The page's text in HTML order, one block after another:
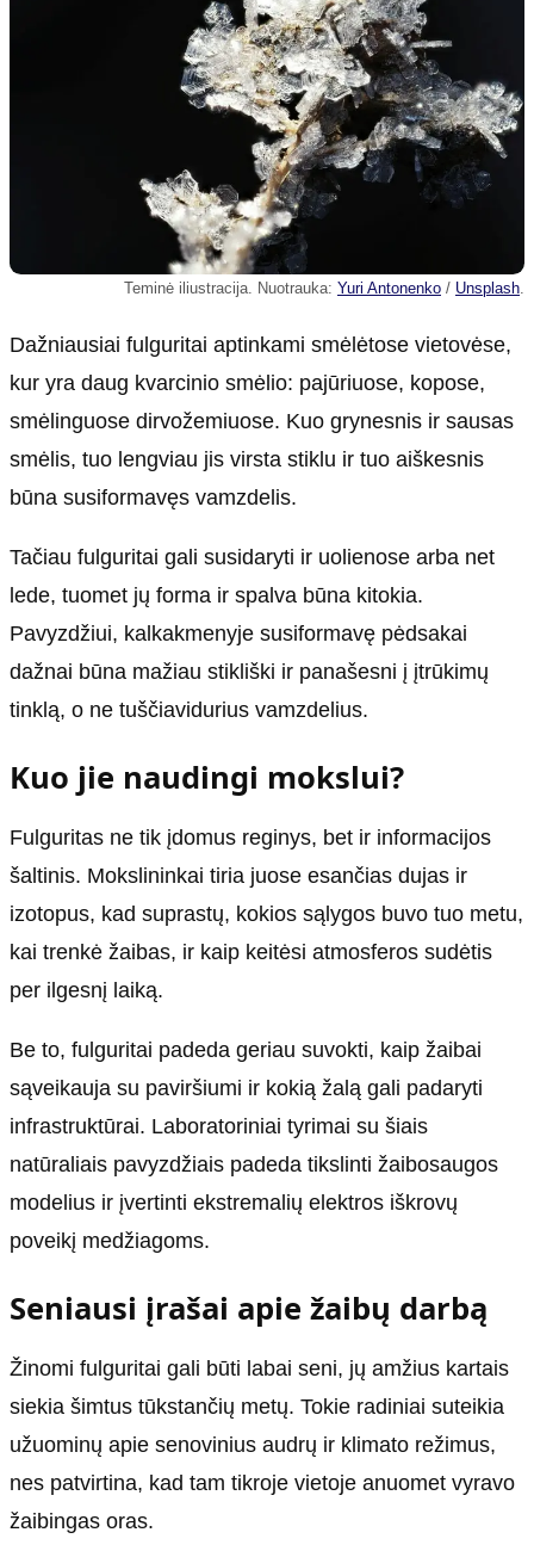
Teminė iliustracija. Nuotrauka: Yuri Antonenko / Unsplash.
Dažniausiai fulguritai aptinkami smėlėtose vietovėse,
kur yra daug kvarcinio smėlio: pajūriuose, kopose,
smėlinguose dirvožemiuose. Kuo grynesnis ir sausas
smėlis, tuo lengviau jis virsta stiklu ir tuo aiškesnis
būna susiformavęs vamzdelis.
Tačiau fulguritai gali susidaryti ir uolienose arba net
lede, tuomet jų forma ir spalva būna kitokia.
Pavyzdžiui, kalkakmenyje susiformavę pėdsakai
dažnai būna mažiau stikliški ir panašesni į įtrūkimų
tinklą, o ne tuščiavidurius vamzdelius.
Kuo jie naudingi mokslui?
Fulguritas ne tik įdomus reginys, bet ir informacijos
šaltinis. Mokslininkai tiria juose esančias dujas ir
izotopus, kad suprastų, kokios sąlygos buvo tuo metu,
kai trenkė žaibas, ir kaip keitėsi atmosferos sudėtis
per ilgesnį laiką.
Be to, fulguritai padeda geriau suvokti, kaip žaibai
sąveikauja su paviršiumi ir kokią žalą gali padaryti
infrastruktūrai. Laboratoriniai tyrimai su šiais
natūraliais pavyzdžiais padeda tikslinti žaibosaugos
modelius ir įvertinti ekstremalių elektros iškrovų
poveikį medžiagoms.
Seniausi įrašai apie žaibų darbą
Žinomi fulguritai gali būti labai seni, jų amžius kartais
siekia šimtus tūkstančių metų. Tokie radiniai suteikia
užuominų apie senovinius audrų ir klimato režimus,
nes patvirtina, kad tam tikroje vietoje anuomet vyravo
žaibingas oras.